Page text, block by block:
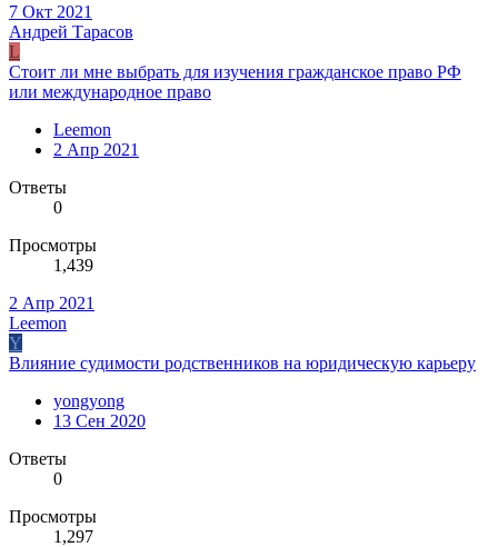
7 Окт 2021
Aндрей Тарасов
L
Стоит ли мне выбрать для изучения гражданское право РФ
или международное право
Leemon
2 Апр 2021
Ответы
0
Просмотры
1,439
2 Апр 2021
Leemon
Y
Влияние судимости родственников на юридическую карьеру
yongyong
13 Сен 2020
Ответы
0
Просмотры
1,297